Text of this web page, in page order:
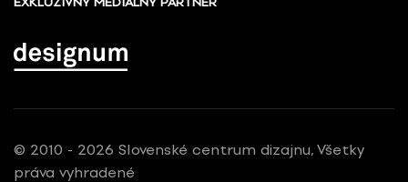
© 2010 - 2026 Slovenské centrum dizajnu, Všetky
práva vyhradené